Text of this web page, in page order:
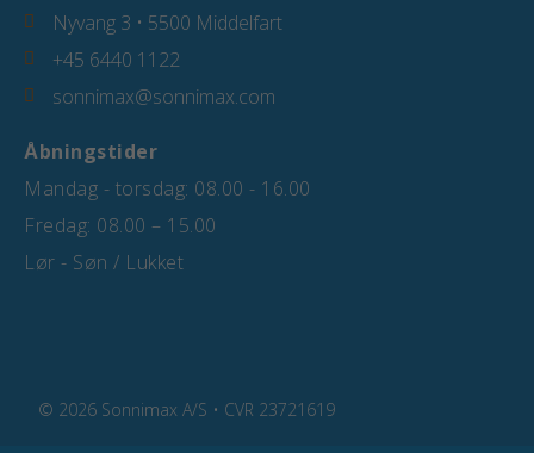
Nyvang 3 • 5500 Middelfart
+45 6440 1122
sonnimax@sonnimax.com
Åbningstider
Mandag - torsdag: 08.00 - 16.00
Fredag: 08.00 – 15.00
Lør - Søn / Lukket
© 2026 Sonnimax A/S • CVR 23721619